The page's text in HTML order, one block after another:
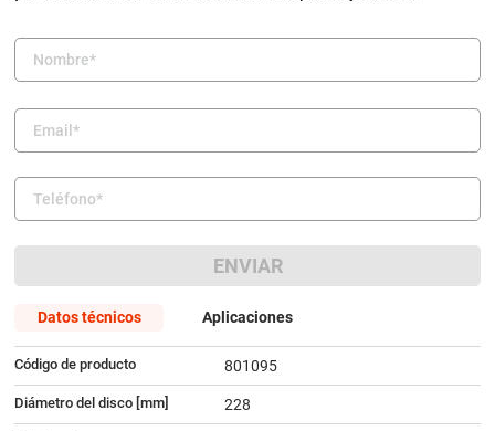
ENVIAR
Datos técnicos Aplicaciones
Código de producto 801095
Diámetro del disco [mm] 228
9.
amortiguador
10. bmw